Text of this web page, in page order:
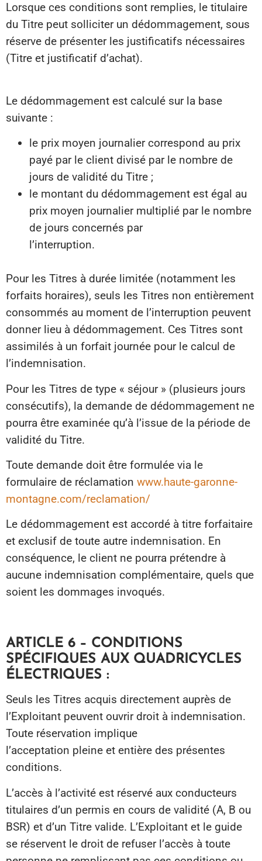
Lorsque ces conditions sont remplies, le titulaire
du Titre peut solliciter un dédommagement, sous
réserve de présenter les justificatifs nécessaires
(Titre et justificatif d’achat).
Le dédommagement est calculé sur la base
suivante :
le prix moyen journalier correspond au prix
payé par le client divisé par le nombre de
jours de validité du Titre ;
le montant du dédommagement est égal au
prix moyen journalier multiplié par le nombre
de jours concernés par
l’interruption.
Pour les Titres à durée limitée (notamment les
forfaits horaires), seuls les Titres non entièrement
consommés au moment de l’interruption peuvent
donner lieu à dédommagement. Ces Titres sont
assimilés à un forfait journée pour le calcul de
l’indemnisation.
Pour les Titres de type « séjour » (plusieurs jours
consécutifs), la demande de dédommagement ne
pourra être examinée qu’à l’issue de la période de
validité du Titre.
Toute demande doit être formulée via le
formulaire de réclamation www.haute-garonne-
montagne.com/reclamation/
Le dédommagement est accordé à titre forfaitaire
et exclusif de toute autre indemnisation. En
conséquence, le client ne pourra prétendre à
aucune indemnisation complémentaire, quels que
soient les dommages invoqués.
ARTICLE 6 – CONDITIONS
SPÉCIFIQUES AUX QUADRICYCLES
ÉLECTRIQUES :
Seuls les Titres acquis directement auprès de
l’Exploitant peuvent ouvrir droit à indemnisation.
Toute réservation implique
l’acceptation pleine et entière des présentes
conditions.
L’accès à l’activité est réservé aux conducteurs
titulaires d’un permis en cours de validité (A, B ou
BSR) et d’un Titre valide. L’Exploitant et le guide
se réservent le droit de refuser l’accès à toute